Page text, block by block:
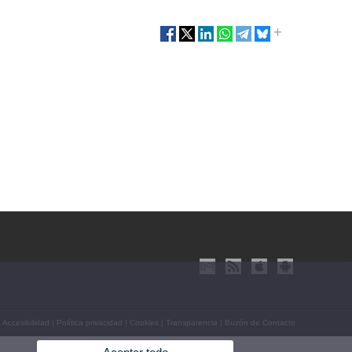
Accesibilidad Política privacidad Cookies Transparencia Buzón de Contacto